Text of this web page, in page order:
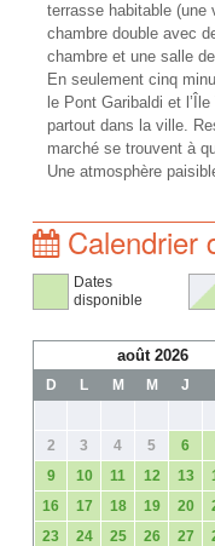
terrasse habitable (une
chambre double avec
chambre et une salle
En seulement cinq
le Pont Garibaldi et
partout dans la ville.
marché se trouvent à
Une atmosphère
Calendrier
Dates
disponible
août 2026
D L M M J
2
3 4 5 6
9
10 11 12 13
16
17 18 19 20
23
24 25 26 27